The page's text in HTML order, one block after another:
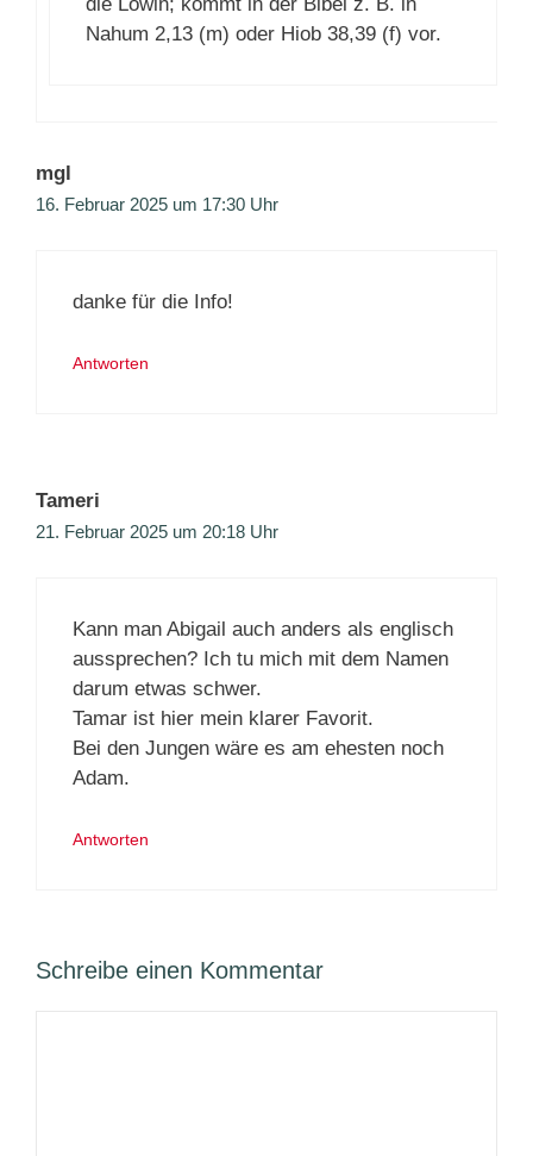
Nahum 2,13 (m) oder Hiob 38,39 (f) vor.
mgl
16. Februar 2025 um 17:30 Uhr
danke für die Info!
Antworten
Tameri
21. Februar 2025 um 20:18 Uhr
Kann man Abigail auch anders als englisch
aussprechen? Ich tu mich mit dem Namen
darum etwas schwer.
Tamar ist hier mein klarer Favorit.
Bei den Jungen wäre es am ehesten noch
Adam.
Antworten
Schreibe einen Kommentar